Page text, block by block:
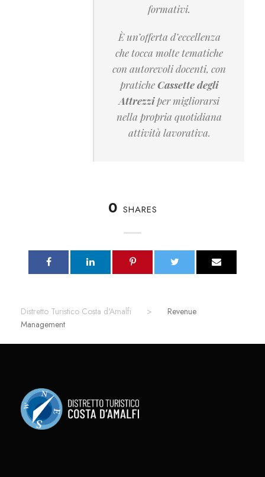
formativi.
È un’offerta d’eccellenza
che tocca molte tematiche
con autorevoli docenti, con
praticheCassette degli
Attrezziper migliorarsi
nella propria quotidiana
attività lavorativa.
0 SHARES
Distretto Turistico Costa d'Amalfi >
Revenue
Management